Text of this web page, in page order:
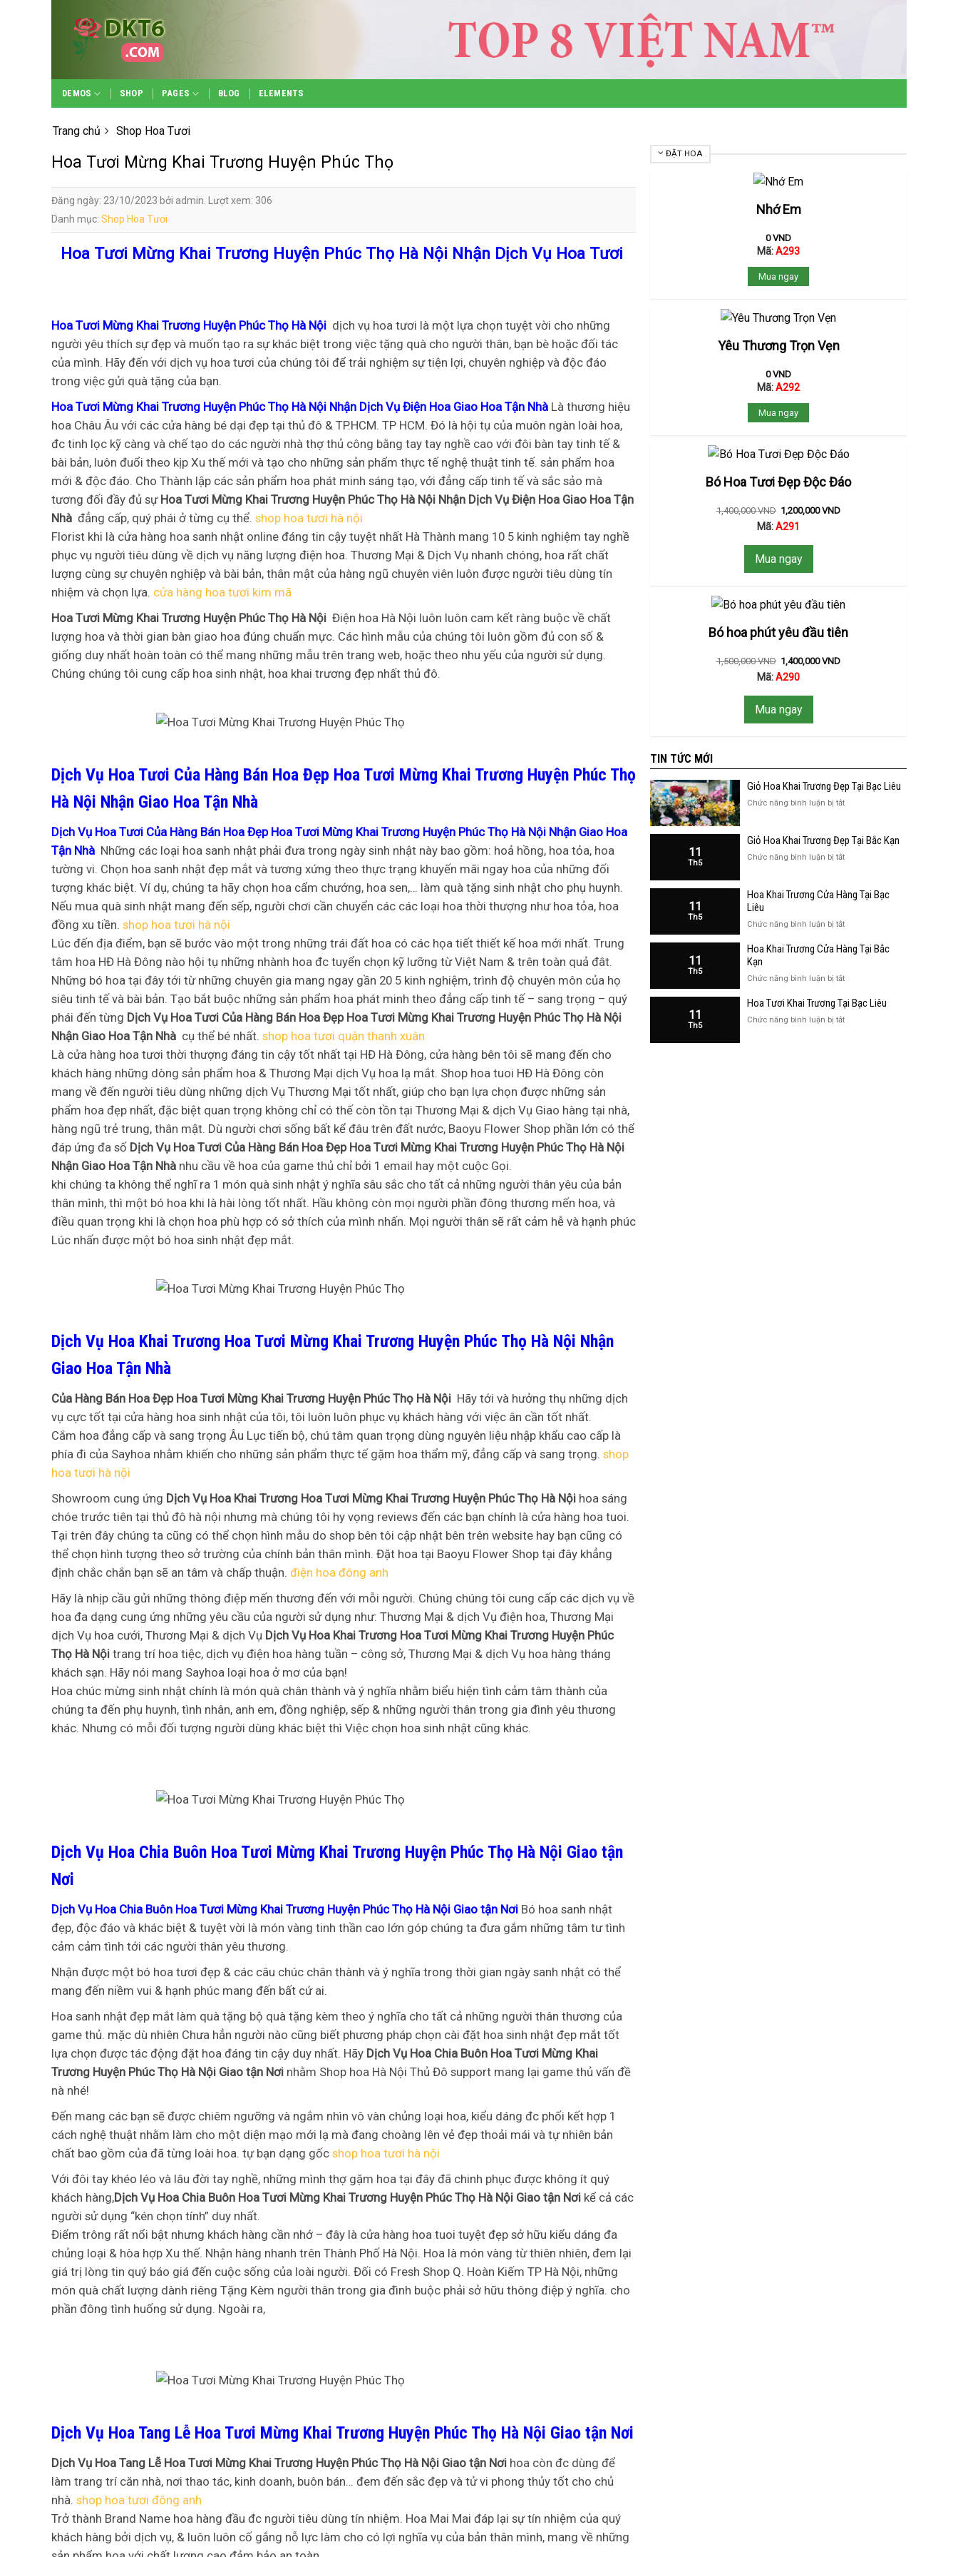
content
DEMOS SHOP PAGES BLOG ELEMENTS
Trang chủ Shop Hoa Tươi
Hoa Tươi Mừng Khai Trương Huyện Phúc Thọ
Đăng ngày: 23/10/2023 bởi admin. Lượt xem: 306
Danh mục: Shop Hoa Tươi
Hoa Tươi Mừng Khai Trương Huyện Phúc Thọ Hà Nội Nhận Dịch Vụ Hoa Tươi
Hoa Tươi Mừng Khai Trương Huyện Phúc Thọ Hà Nội dịch vụ hoa tươi là một lựa chọn tuyệt vời cho những
người yêu thích sự đẹp và muốn tạo ra sự khác biệt trong việc tặng quà cho người thân, bạn bè hoặc đối tác
của mình. Hãy đến với dịch vụ hoa tươi của chúng tôi để trải nghiệm sự tiện lợi, chuyên nghiệp và độc đáo
trong việc gửi quà tặng của bạn.
Hoa Tươi Mừng Khai Trương Huyện Phúc Thọ Hà Nội Nhận Dịch Vụ Điện Hoa Giao Hoa Tận Nhà Là thương hiệu
hoa Châu Âu với các cửa hàng bé dại đẹp tại thủ đô & TP.HCM. TP HCM. Đó là hội tụ của muôn ngàn loài hoa,
đc tinh lọc kỹ càng và chế tạo do các người nhà thợ thủ công bằng tay tay nghề cao với đôi bàn tay tinh tế &
bài bản, luôn đuổi theo kịp Xu thế mới và tạo cho những sản phẩm thực tế nghệ thuật tinh tế. sản phẩm hoa
mới & độc đáo. Cho Thành lập các sản phẩm hoa phát minh sáng tạo, với đẳng cấp tinh tế và sắc sảo mà
tương đối đầy đủ sự Hoa Tươi Mừng Khai Trương Huyện Phúc Thọ Hà Nội Nhận Dịch Vụ Điện Hoa Giao Hoa Tận
Nhà đẳng cấp, quý phái ở từng cụ thể. shop hoa tươi hà nội
Florist khi là cửa hàng hoa sanh nhật online đáng tin cậy tuyệt nhất Hà Thành mang 10 5 kinh nghiệm tay nghề
phục vụ người tiêu dùng về dịch vụ năng lượng điện hoa. Thương Mại & Dịch Vụ nhanh chóng, hoa rất chất
lượng cùng sự chuyên nghiệp và bài bản, thân mật của hàng ngũ chuyên viên luôn được người tiêu dùng tín
nhiệm và chọn lựa. cửa hàng hoa tươi kim mã
Hoa Tươi Mừng Khai Trương Huyện Phúc Thọ Hà Nội Điện hoa Hà Nội luôn luôn cam kết ràng buộc về chất
lượng hoa và thời gian bàn giao hoa đúng chuẩn mực. Các hình mẫu của chúng tôi luôn gồm đủ con số &
giống duy nhất hoàn toàn có thể mang những mẫu trên trang web, hoặc theo nhu yếu của người sử dụng.
Chúng chúng tôi cung cấp hoa sinh nhật, hoa khai trương đẹp nhất thủ đô.
Dịch Vụ Hoa Tươi Của Hàng Bán Hoa Đẹp Hoa Tươi Mừng Khai Trương Huyện Phúc Thọ
Hà Nội Nhận Giao Hoa Tận Nhà
Dịch Vụ Hoa Tươi Của Hàng Bán Hoa Đẹp Hoa Tươi Mừng Khai Trương Huyện Phúc Thọ Hà Nội Nhận Giao Hoa
Tận Nhà Những các loại hoa sanh nhật phải đưa trong ngày sinh nhật này bao gồm: hoả hồng, hoa tỏa, hoa
tường vi. Chọn hoa sanh nhật đẹp mắt và tương xứng theo thực trạng khuyến mãi ngay hoa của những đối
tượng khác biệt. Ví dụ, chúng ta hãy chọn hoa cẩm chướng, hoa sen,… làm quà tặng sinh nhật cho phụ huynh.
Nếu mua quà sinh nhật mang đến sếp, người chơi cần chuyển các các loại hoa thời thượng như hoa tỏa, hoa
đồng xu tiền. shop hoa tươi hà nội
Lúc đến địa điểm, bạn sẽ bước vào một trong những trái đất hoa có các họa tiết thiết kế hoa mới nhất. Trung
tâm hoa HĐ Hà Đông nào hội tụ những nhành hoa đc tuyển chọn kỹ lưỡng từ Việt Nam & trên toàn quả đât.
Những bó hoa tại đây tới từ những chuyên gia mang ngay gần 20 5 kinh nghiệm, trình độ chuyên môn của họ
siêu tinh tế và bài bản. Tạo bắt buộc những sản phẩm hoa phát minh theo đẳng cấp tinh tế – sang trọng – quý
phái đến từng Dịch Vụ Hoa Tươi Của Hàng Bán Hoa Đẹp Hoa Tươi Mừng Khai Trương Huyện Phúc Thọ Hà Nội
Nhận Giao Hoa Tận Nhà cụ thể bé nhất. shop hoa tươi quận thanh xuân
Là cửa hàng hoa tươi thời thượng đáng tin cậy tốt nhất tại HĐ Hà Đông, cửa hàng bên tôi sẽ mang đến cho
khách hàng những dòng sản phẩm hoa & Thương Mại dịch Vụ hoa lạ mắt. Shop hoa tuoi HĐ Hà Đông còn
mang về đến người tiêu dùng những dịch Vụ Thương Mại tốt nhất, giúp cho bạn lựa chọn được những sản
phẩm hoa đẹp nhất, đặc biệt quan trọng không chỉ có thế còn tồn tại Thương Mại & dịch Vụ Giao hàng tại nhà,
hàng ngũ trẻ trung, thân mật. Dù người chơi sống bất kể đâu trên đất nước, Baoyu Flower Shop phần lớn có thể
đáp ứng đa số Dịch Vụ Hoa Tươi Của Hàng Bán Hoa Đẹp Hoa Tươi Mừng Khai Trương Huyện Phúc Thọ Hà Nội
Nhận Giao Hoa Tận Nhà nhu cầu về hoa của game thủ chỉ bởi 1 email hay một cuộc Gọi.
khi chúng ta không thể nghĩ ra 1 món quà sinh nhật ý nghĩa sâu sắc cho tất cả những người thân yêu của bản
thân mình, thì một bó hoa khi là hài lòng tốt nhất. Hầu không còn mọi người phần đông thương mến hoa, và
điều quan trọng khi là chọn hoa phù hợp có sở thích của mình nhấn. Mọi người thân sẽ rất cảm hễ và hạnh phúc
Lúc nhấn được một bó hoa sinh nhật đẹp mắt.
Dịch Vụ Hoa Khai Trương Hoa Tươi Mừng Khai Trương Huyện Phúc Thọ Hà Nội Nhận
Giao Hoa Tận Nhà
Của Hàng Bán Hoa Đẹp Hoa Tươi Mừng Khai Trương Huyện Phúc Thọ Hà Nội Hãy tới và hưởng thụ những dịch
vụ cực tốt tại cửa hàng hoa sinh nhật của tôi, tôi luôn luôn phục vụ khách hàng với việc ân cần tốt nhất.
Cắm hoa đẳng cấp và sang trọng Âu Lục tiến bộ, chú tâm quan trọng dùng nguyên liệu nhập khẩu cao cấp là
phía đi của Sayhoa nhằm khiến cho những sản phẩm thực tế gặm hoa thẩm mỹ, đẳng cấp và sang trọng. shop
hoa tươi hà nội
Showroom cung ứng Dịch Vụ Hoa Khai Trương Hoa Tươi Mừng Khai Trương Huyện Phúc Thọ Hà Nội hoa sáng
chóe trước tiên tại thủ đô hà nội nhưng mà chúng tôi hy vọng reviews đến các bạn chính là cửa hàng hoa tuoi.
Tại trên đây chúng ta cũng có thể chọn hình mẫu do shop bên tôi cập nhật bên trên website hay bạn cũng có
thể chọn hình tượng theo sở trường của chính bản thân mình. Đặt hoa tại Baoyu Flower Shop tại đây khẳng
định chắc chắn bạn sẽ an tâm và chấp thuận. điện hoa đông anh
Hãy là nhịp cầu gửi những thông điệp mến thương đến với mỗi người. Chúng chúng tôi cung cấp các dịch vụ về
hoa đa dạng cung ứng những yêu cầu của người sử dụng như: Thương Mại & dịch Vụ điện hoa, Thương Mại
dịch Vụ hoa cưới, Thương Mại & dịch Vụ Dịch Vụ Hoa Khai Trương Hoa Tươi Mừng Khai Trương Huyện Phúc
Thọ Hà Nội trang trí hoa tiệc, dịch vụ điện hoa hàng tuần – công sở, Thương Mại & dịch Vụ hoa hàng tháng
khách sạn. Hãy nói mang Sayhoa loại hoa ở mơ của bạn!
Hoa chúc mừng sinh nhật chính là món quà chân thành và ý nghĩa nhằm biểu hiện tình cảm tâm thành của
chúng ta đến phụ huynh, tình nhân, anh em, đồng nghiệp, sếp & những người thân trong gia đình yêu thương
khác. Nhưng có mỗi đối tượng người dùng khác biệt thì Việc chọn hoa sinh nhật cũng khác.
Dịch Vụ Hoa Chia Buôn Hoa Tươi Mừng Khai Trương Huyện Phúc Thọ Hà Nội Giao tận
Nơi
Dịch Vụ Hoa Chia Buôn Hoa Tươi Mừng Khai Trương Huyện Phúc Thọ Hà Nội Giao tận Nơi Bó hoa sanh nhật
đẹp, độc đáo và khác biệt & tuyệt vời là món vàng tinh thần cao lớn góp chúng ta đưa gắm những tâm tư tình
cảm cảm tình tới các người thân yêu thương.
Nhận được một bó hoa tươi đẹp & các câu chúc chân thành và ý nghĩa trong thời gian ngày sanh nhật có thể
mang đến niềm vui & hạnh phúc mang đến bất cứ ai.
Hoa sanh nhật đẹp mắt làm quà tặng bộ quà tặng kèm theo ý nghĩa cho tất cả những người thân thương của
game thủ. mặc dù nhiên Chưa hẳn người nào cũng biết phương pháp chọn cài đặt hoa sinh nhật đẹp mắt tốt
lựa chọn được tác động đặt hoa đáng tin cậy duy nhất. Hãy Dịch Vụ Hoa Chia Buôn Hoa Tươi Mừng Khai
Trương Huyện Phúc Thọ Hà Nội Giao tận Nơi nhằm Shop hoa Hà Nội Thủ Đô support mang lại game thủ vấn đề
nà nhé!
Đến mang các bạn sẽ được chiêm ngưỡng và ngắm nhìn vô vàn chủng loại hoa, kiểu dáng đc phối kết hợp 1
cách nghệ thuật nhằm làm cho một diện mạo mới lạ mà đang choàng lên vẻ đẹp thoải mái và tự nhiên bản
chất bao gồm của đã từng loài hoa. tự bạn dạng gốc shop hoa tươi hà nội
Với đôi tay khéo léo và lâu đời tay nghề, những mình thợ gặm hoa tại đây đã chinh phục được không ít quý
khách hàng,Dịch Vụ Hoa Chia Buôn Hoa Tươi Mừng Khai Trương Huyện Phúc Thọ Hà Nội Giao tận Nơi kể cả các
người sử dụng “kén chọn tính” duy nhất.
Điểm trông rất nổi bật nhưng khách hàng cần nhớ – đây là cửa hàng hoa tuoi tuyệt đẹp sở hữu kiểu dáng đa
chủng loại & hòa hợp Xu thế. Nhận hàng nhanh trên Thành Phố Hà Nội. Hoa là món vàng từ thiên nhiên, đem lại
giá trị lòng tin quý báo giá đến cuộc sống của loài người. Đối có Fresh Shop Q. Hoàn Kiếm TP Hà Nội, những
món quà chất lượng dành riêng Tặng Kèm người thân trong gia đình buộc phải sở hữu thông điệp ý nghĩa. cho
phần đông tình huống sử dụng. Ngoài ra,
Dịch Vụ Hoa Tang Lễ Hoa Tươi Mừng Khai Trương Huyện Phúc Thọ Hà Nội Giao tận Nơi
Dịch Vụ Hoa Tang Lễ Hoa Tươi Mừng Khai Trương Huyện Phúc Thọ Hà Nội Giao tận Nơi hoa còn đc dùng để
làm trang trí căn nhà, nơi thao tác, kinh doanh, buôn bán… đem đến sắc đẹp và tử vi phong thủy tốt cho chủ
nhà. shop hoa tươi đông anh
Trở thành Brand Name hoa hàng đầu đc người tiêu dùng tín nhiệm. Hoa Mai Mai đáp lại sự tín nhiệm của quý
khách hàng bởi dịch vụ, & luôn luôn cố gắng nỗ lực làm cho có lợi nghĩa vụ của bản thân mình, mang về những
ĐẶT HOA
Nhớ Em
0VND
Mã:A293
Mua ngay
Yêu Thương Trọn Vẹn
0VND
Mã:A292
Mua ngay
Bó Hoa Tươi Đẹp Độc Đáo
1,400,000VND 1,200,000VND
Mã:A291
Mua ngay
Bó hoa phút yêu đầu tiên
1,500,000VND 1,400,000VND
Mã:A290
Mua ngay
TIN TỨC MỚI
Giỏ Hoa Khai Trương Đẹp Tại Bạc Liêu
Chức năng bình luận bị tắtở
Khai
Đẹp
Liêu
11
Th5
Giỏ Hoa Khai Trương Đẹp Tại Bắc Kạn
Chức năng bình luận bị tắtở
Khai
Tại
Kạn
11
Th5
Hoa Khai Trương Cửa Hàng Tại Bạc
Liêu
Chức năng bình luận bị tắtở
Khai
Hàng
Bạc
Liêu
11
Th5
Hoa Khai Trương Cửa Hàng Tại Bắc
Kạn
Chức năng bình luận bị tắtở
Khai
11
Th5
Hoa Tươi Khai Trương Tại Bạc Liêu
Chức năng bình luận bị tắtở